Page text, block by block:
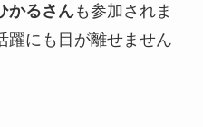
かるさんも参加されま
躍にも目が離せません